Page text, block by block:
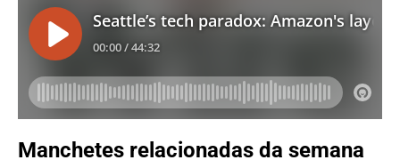
Manchetes relacionadas da semana